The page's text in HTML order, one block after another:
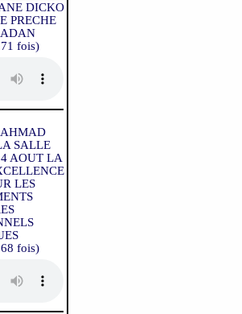
DICKO
PRECHE
fois)
AHMAD
SALLE
AOUT LA
LES
fois)